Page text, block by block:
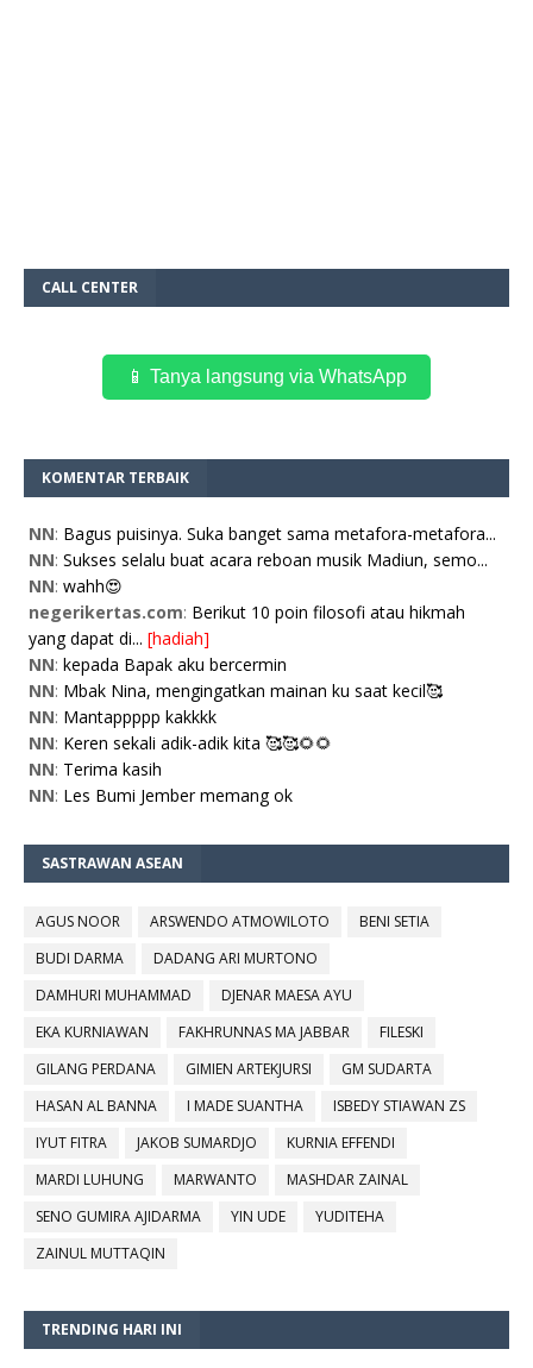
CALL CENTER
📱 Tanya langsung via WhatsApp
KOMENTAR TERBAIK
NN: Bagus puisinya. Suka banget sama metafora-metafora...
NN: Sukses selalu buat acara reboan musik Madiun, semo...
NN: wahh😍
negerikertas.com: Berikut 10 poin filosofi atau hikmah
yang dapat di... [hadiah]
NN: kepada Bapak aku bercermin
NN: Mbak Nina, mengingatkan mainan ku saat kecil🥰
NN: Mantappppp kakkkk
NN: Keren sekali adik-adik kita 🥰🥰🌻🌻
NN: Terima kasih
NN: Les Bumi Jember memang ok
SASTRAWAN ASEAN
AGUS NOOR ARSWENDO ATMOWILOTO
BENI SETIA
BUDI DARMA
DADANG ARI MURTONO
DAMHURI MUHAMMAD
DJENAR MAESA AYU
EKA KURNIAWAN
FAKHRUNNAS MA JABBAR
FILESKI
GILANG PERDANA
GIMIEN ARTEKJURSI
GM SUDARTA
HASAN AL BANNA
I MADE SUANTHA
ISBEDY STIAWAN ZS
IYUT FITRA
JAKOB SUMARDJO
KURNIA EFFENDI
MARDI LUHUNG
MARWANTO
MASHDAR ZAINAL
SENO GUMIRA AJIDARMA
YIN UDE
YUDITEHA
ZAINUL MUTTAQIN
TRENDING HARI INI